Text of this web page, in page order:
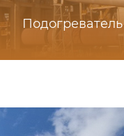
Подогреватель